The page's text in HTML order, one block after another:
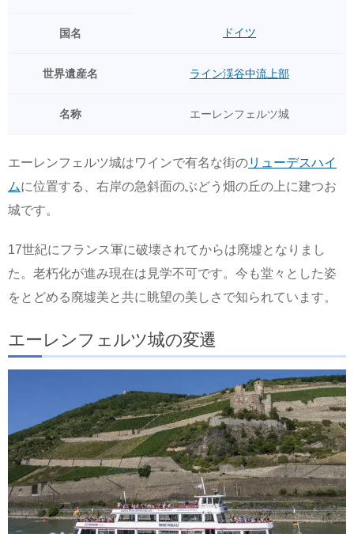
国名 ドイツ
世界遺産名 ライン渓谷中流上部
名称 エーレンフェルツ城
エーレンフェルツ城はワインで有名な街のリューデスハイ
ムに位置する、右岸の急斜面のぶどう畑の丘の上に建つお
城です。
17世紀にフランス軍に破壊されてからは廃墟となりまし
た。老朽化が進み現在は見学不可です。今も堂々とした姿
をとどめる廃墟美と共に眺望の美しさで知られています。
エーレンフェルツ城の変遷